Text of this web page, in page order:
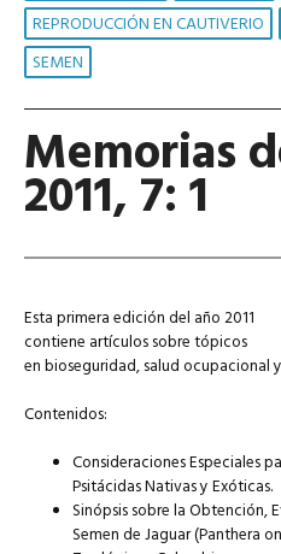
REPRODUCCIÓN EN CAUTIVERIO
SEMEN
Memorias
2011, 7: 1
Esta primera edición del año 2011
contiene artículos sobre tópicos
en bioseguridad, salud ocupacional
Contenidos:
Consideraciones Especiales
Psitácidas Nativas y Exóticas.
Sinópsis sobre la Obtención,
Semen de Jaguar (Panthera